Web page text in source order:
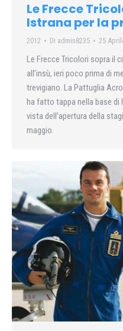
Le Frecce
Istrana per la
2012 Di admin8235 25
Le Frecce Tricolori sopra il
all’insù, ieri poco prima di
trevigiano. La Pattuglia
ha fatto tappa nella base di
vista dell’apertura della
maggio.